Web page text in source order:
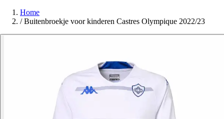
Home
/ Buitenbroekje voor kinderen Castres Olympique 2022/23